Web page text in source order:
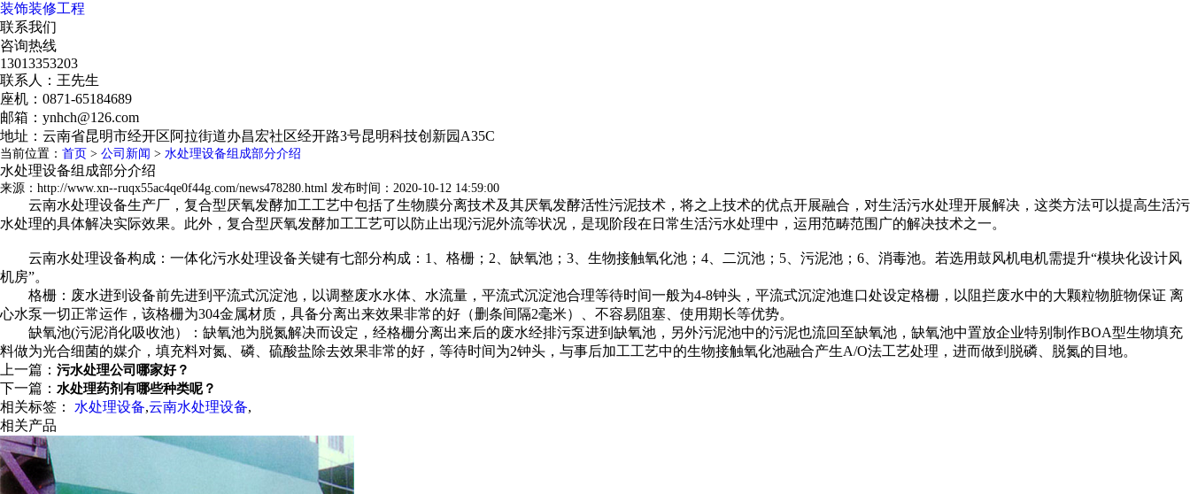
装饰装修工程
联系我们
咨询热线
13013353203
联系人：王先生
座机：0871-65184689
邮箱：ynhch@126.com
地址：云南省昆明市经开区阿拉街道办昌宏社区经开路3号昆明科技创新园A35C
当前位置： 首页 > 公司新闻 > 水处理设备组成部分介绍
水处理设备组成部分介绍
来源：http://www.xn--ruqx55ac4qe0f44g.com/news478280.html 发布时间：2020-10-12 14:59:00
云南水处理设备生产厂，复合型厌氧发酵加工工艺中包括了生物膜分离技术及其厌氧发酵活性污泥技术，将之上技术的优点开展融合，对生活污水处理开展解决，这类方法可以提高生活污
水处理的具体解决实际效果。此外，复合型厌氧发酵加工工艺可以防止出现污泥外流等状况，是现阶段在日常生活污水处理中，运用范畴范围广的解决技术之一。
云南水处理设备构成：一体化污水处理设备关键有七部分构成：1、格栅；2、缺氧池；3、生物接触氧化池；4、二沉池；5、污泥池；6、消毒池。若选用鼓风机电机需提升“模块化设计风
机房”。
格栅：废水进到设备前先进到平流式沉淀池，以调整废水水体、水流量，平流式沉淀池合理等待时间一般为4-8钟头，平流式沉淀池進口处设定格栅，以阻拦废水中的大颗粒物脏物保证 离
心水泵一切正常运作，该格栅为304金属材质，具备分离出来效果非常的好（删条间隔2毫米）、不容易阻塞、使用期长等优势。
缺氧池(污泥消化吸收池）：缺氧池为脱氮解决而设定，经格栅分离出来后的废水经排污泵进到缺氧池，另外污泥池中的污泥也流回至缺氧池，缺氧池中置放企业特别制作BOA型生物填充
料做为光合细菌的媒介，填充料对氮、磷、硫酸盐除去效果非常的好，等待时间为2钟头，与事后加工工艺中的生物接触氧化池融合产生A/O法工艺处理，进而做到脱磷、脱氮的目地。
上一篇： 污水处理公司哪家好？
下一篇： 水处理药剂有哪些种类呢？
相关标签： 水处理设备,云南水处理设备,
相关产品